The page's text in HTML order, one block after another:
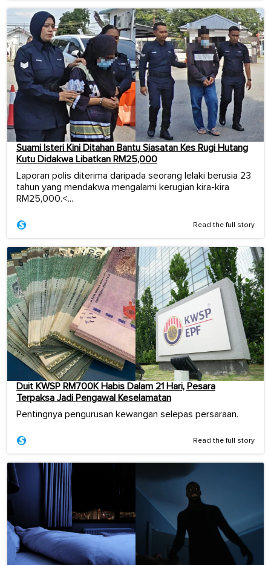
Suami Isteri Kini Ditahan Bantu Siasatan Kes Rugi Hutang
Kutu Didakwa Libatkan RM25,000
Laporan polis diterima daripada seorang lelaki berusia 23
tahun yang mendakwa mengalami kerugian kira-kira
RM25,000.<...
Read the full story
Duit KWSP RM700K Habis Dalam 21 Hari, Pesara
Terpaksa Jadi Pengawal Keselamatan
Pentingnya pengurusan kewangan selepas persaraan.
Read the full story